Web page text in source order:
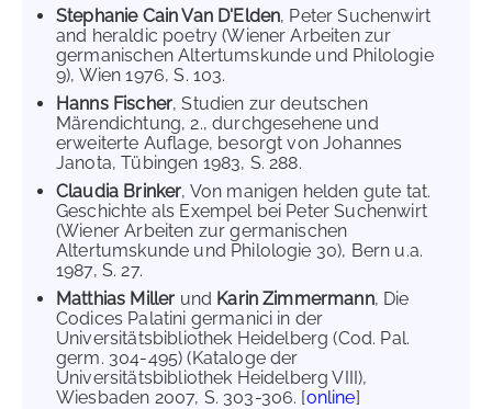
Stephanie Cain Van D'Elden, Peter Suchenwirt
and heraldic poetry (Wiener Arbeiten zur
germanischen Altertumskunde und Philologie
9), Wien 1976, S. 103.
Hanns Fischer, Studien zur deutschen
Märendichtung, 2., durchgesehene und
erweiterte Auflage, besorgt von Johannes
Janota, Tübingen 1983, S. 288.
Claudia Brinker, Von manigen helden gute tat.
Geschichte als Exempel bei Peter Suchenwirt
(Wiener Arbeiten zur germanischen
Altertumskunde und Philologie 30), Bern u.a.
1987, S. 27.
Matthias Miller und Karin Zimmermann, Die
Codices Palatini germanici in der
Universitätsbibliothek Heidelberg (Cod. Pal.
germ. 304-495) (Kataloge der
Universitätsbibliothek Heidelberg VIII),
Wiesbaden 2007, S. 303-306. [online]